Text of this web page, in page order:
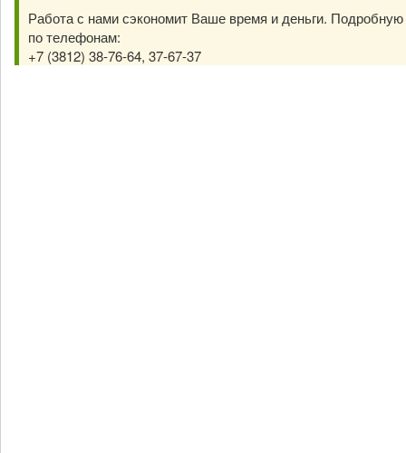
Работа с нами сэкономит Ваше время и деньги.
по телефонам:
+7 (3812) 38-76-64, 37-67-37